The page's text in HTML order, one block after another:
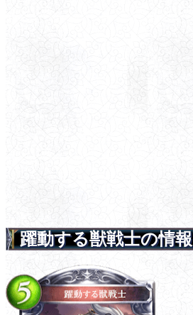
躍動する獣戦士の情報